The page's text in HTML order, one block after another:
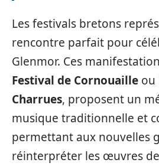
Les festivals bretons
rencontre parfait pour
Glenmor. Ces
Festival de Cornouaille ou
Charrues, proposent un
musique traditionnelle et
permettant aux nouvelles
réinterpréter les œuvres